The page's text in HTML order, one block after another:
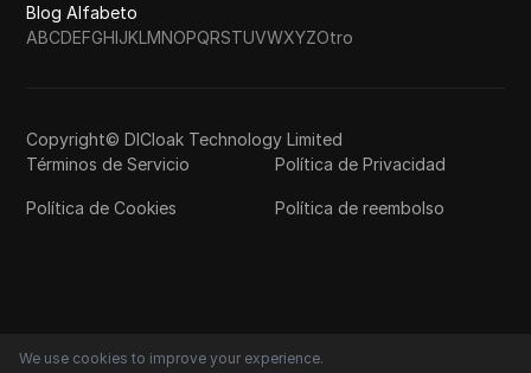
Blog Alfabeto
ABCDEFGHIJKLMNOPQRSTUVWXYZOtro
Copyright© DICloak Technology Limited
Términos de Servicio
Política de Privacidad
Política de Cookies Política de reembolso
We use cookies to improve your experience.